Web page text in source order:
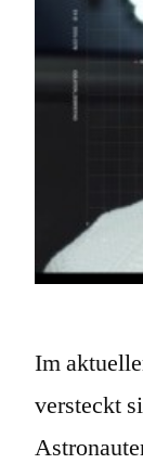
Im
versteckt